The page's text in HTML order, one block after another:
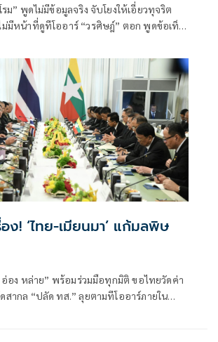
ม” พูดไม่มีข้อมูลจริง จับโยงให้เอี่ยวทุจริต
มีหน้าที่ดูทีโออาร์ “วรศิษฎ์” ตอก พูดข้อเท็จ
ง! ‘ไทย-เมียนมา’ แก้มลพิษ
วมมือทุกมิติ ขอไทยวัดค่า
ากล “ปลัด ทส.” ลุยตามทีโออาร์ภายใน